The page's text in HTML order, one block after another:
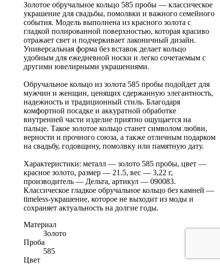
Золотое обручальное кольцо 585 пробы — классическое
украшение для свадьбы, помолвки и важного семейного
события. Модель выполнена из красного золота с
гладкой полированной поверхностью, которая красиво
отражает свет и подчеркивает лаконичный дизайн.
Универсальная форма без вставок делает кольцо
удобным для ежедневной носки и легко сочетаемым с
другими ювелирными украшениями.
Обручальное кольцо из золота 585 пробы подойдет для
мужчин и женщин, ценящих сдержанную элегантность,
надежность и традиционный стиль. Благодаря
комфортной посадке и аккуратной обработке
внутренней части изделие приятно ощущается на
пальце. Такое золотое кольцо станет символом любви,
верности и прочного союза, а также отличным подарком
на свадьбу, годовщину, помолвку или памятную дату.
Характеристики: металл — золото 585 пробы, цвет —
красное золото, размер — 21.5, вес — 3,22 г,
производитель — Дельта, артикул — 090083.
Классическое гладкое обручальное кольцо без камней —
timeless-украшение, которое не выходит из моды и
сохраняет актуальность на долгие годы.
Материал
Золото
Проба
585
Цвет